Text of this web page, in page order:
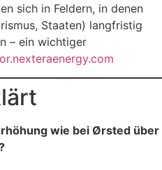
sich in Feldern, in denen
Staaten) langfristig
– ein wichtiger
wie bei Ørsted über